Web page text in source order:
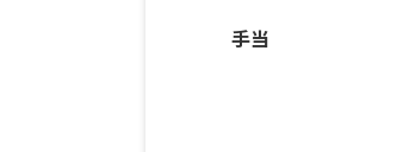
手当